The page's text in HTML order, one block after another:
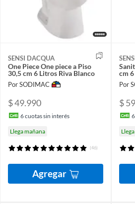
SENSI DACQUA
One Piece One piece a Piso
30,5 cm 6 Litros Riva Blanco
Por SODIMAC
$ 49.990
6cuotas sin interés
Llega mañana
(46)
Agregar
cm
Por
$
6